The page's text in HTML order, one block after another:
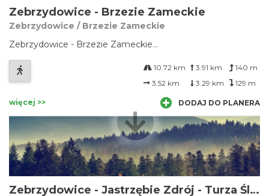
Zebrzydowice - Brzezie Zameckie
Zebrzydowice / Brzezie Zameckie
Zebrzydowice - Brzezie Zameckie...
10.72 km 3.91 km
140 m
3.52 km
3.29 km 129 m
więcej >> DODAJ DO PLANERA
Zebrzydowice - Jastrzębie Zdrój - Turza Śląska